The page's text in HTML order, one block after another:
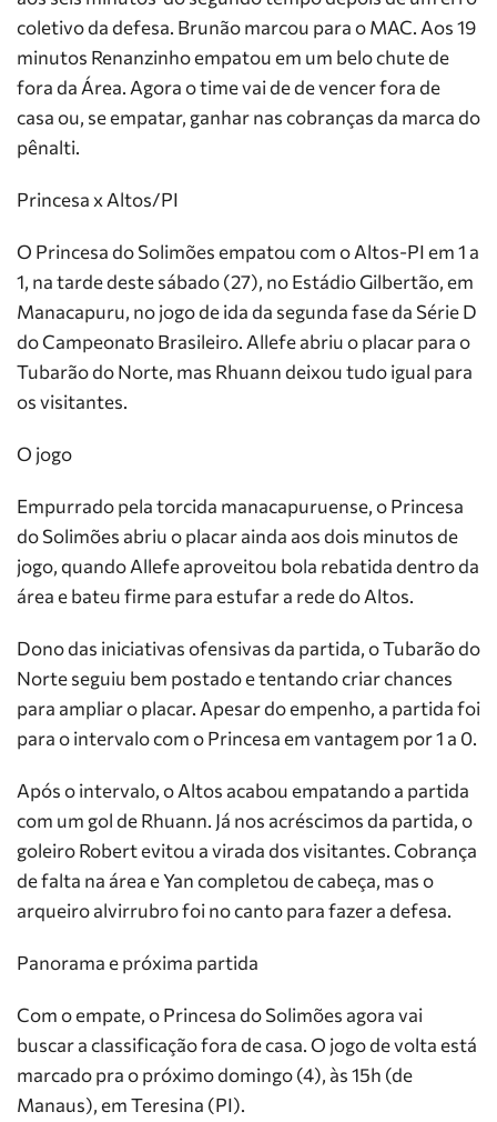
coletivo da defesa. Brunão marcou para o MAC. Aos 19
minutos Renanzinho empatou em um belo chute de
fora da Área. Agora o time vai de de vencer fora de
casa ou, se empatar, ganhar nas cobranças da marca do
pênalti.
Princesa x Altos/PI
O Princesa do Solimões empatou com o Altos-PI em 1 a
1, na tarde deste sábado (27), no Estádio Gilbertão, em
Manacapuru, no jogo de ida da segunda fase da Série D
do Campeonato Brasileiro. Allefe abriu o placar para o
Tubarão do Norte, mas Rhuann deixou tudo igual para
os visitantes.
O jogo
Empurrado pela torcida manacapuruense, o Princesa
do Solimões abriu o placar ainda aos dois minutos de
jogo, quando Allefe aproveitou bola rebatida dentro da
área e bateu firme para estufar a rede do Altos.
Dono das iniciativas ofensivas da partida, o Tubarão do
Norte seguiu bem postado e tentando criar chances
para ampliar o placar. Apesar do empenho, a partida foi
para o intervalo com o Princesa em vantagem por 1 a 0.
Após o intervalo, o Altos acabou empatando a partida
com um gol de Rhuann. Já nos acréscimos da partida, o
goleiro Robert evitou a virada dos visitantes. Cobrança
de falta na área e Yan completou de cabeça, mas o
arqueiro alvirrubro foi no canto para fazer a defesa.
Panorama e próxima partida
Com o empate, o Princesa do Solimões agora vai
buscar a classificação fora de casa. O jogo de volta está
marcado pra o próximo domingo (4), às 15h (de
Manaus), em Teresina (PI).